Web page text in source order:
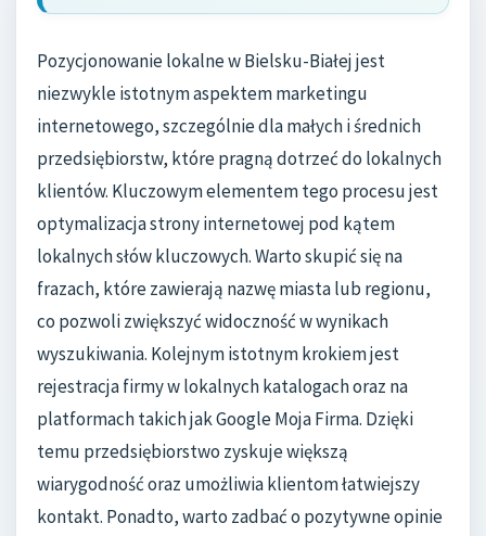
Pozycjonowanie lokalne w Bielsku-Białej jest
niezwykle istotnym aspektem marketingu
internetowego, szczególnie dla małych i średnich
przedsiębiorstw, które pragną dotrzeć do lokalnych
klientów. Kluczowym elementem tego procesu jest
optymalizacja strony internetowej pod kątem
lokalnych słów kluczowych. Warto skupić się na
frazach, które zawierają nazwę miasta lub regionu,
co pozwoli zwiększyć widoczność w wynikach
wyszukiwania. Kolejnym istotnym krokiem jest
rejestracja firmy w lokalnych katalogach oraz na
platformach takich jak Google Moja Firma. Dzięki
temu przedsiębiorstwo zyskuje większą
wiarygodność oraz umożliwia klientom łatwiejszy
kontakt. Ponadto, warto zadbać o pozytywne opinie